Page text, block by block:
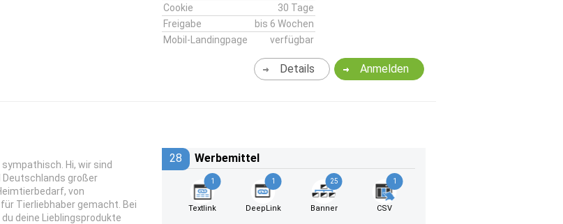
Cookie
30 Tage
Freigabe
bis 6 Wochen
Mobil-Landingpage
verfügbar
Anmelden
Details
sympathisch. Hi, wir sind
Deutschlands großer
von
Tierliebhaber gemacht. Bei
deine Lieblingsprodukte
28 Werbemittel
1
Textlink
1
DeepLink
25
Banner
1
CSV